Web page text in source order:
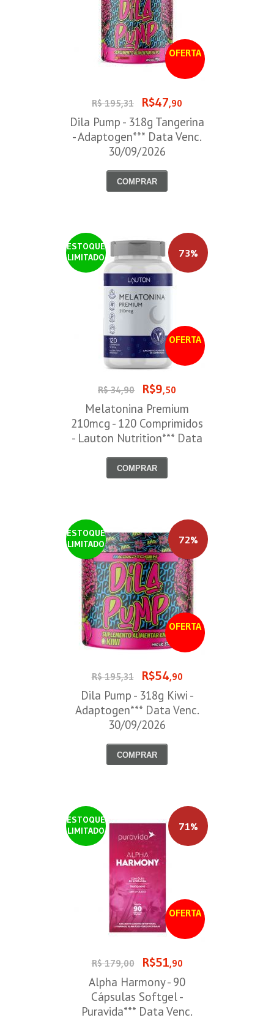
OFERTA
R$ 195,31 R$47,90
Dila Pump - 318g Tangerina
- Adaptogen*** Data Venc.
30/09/2026
COMPRAR
ESTOQUE
LIMITADO
OFERTA
73%
R$ 34,90 R$9,50
Melatonina Premium
210mcg - 120 Comprimidos
- Lauton Nutrition*** Data
COMPRAR
ESTOQUE
LIMITADO
OFERTA
72%
R$ 195,31 R$54,90
Dila Pump - 318g Kiwi -
Adaptogen*** Data Venc.
30/09/2026
COMPRAR
ESTOQUE
LIMITADO
OFERTA
71%
R$ 179,00 R$51,90
Alpha Harmony - 90
Cápsulas Softgel -
Puravida*** Data Venc.